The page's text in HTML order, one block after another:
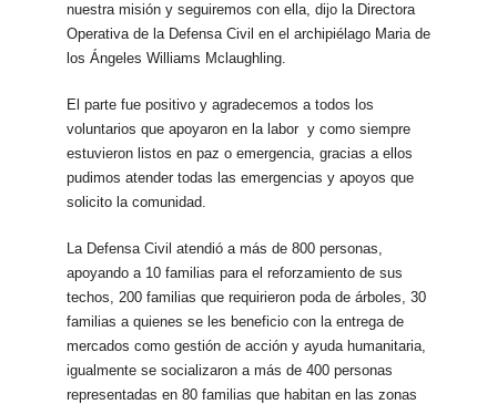
nuestra misión y seguiremos con ella, dijo la Directora
Operativa de la Defensa Civil en el archipiélago Maria de
los Ángeles Williams Mclaughling.
El parte fue positivo y agradecemos a todos los
voluntarios que apoyaron en la labor y como siempre
estuvieron listos en paz o emergencia, gracias a ellos
pudimos atender todas las emergencias y apoyos que
solicito la comunidad.
La Defensa Civil atendió a más de 800 personas,
apoyando a 10 familias para el reforzamiento de sus
techos, 200 familias que requirieron poda de árboles, 30
familias a quienes se les beneficio con la entrega de
mercados como gestión de acción y ayuda humanitaria,
igualmente se socializaron a más de 400 personas
representadas en 80 familias que habitan en las zonas